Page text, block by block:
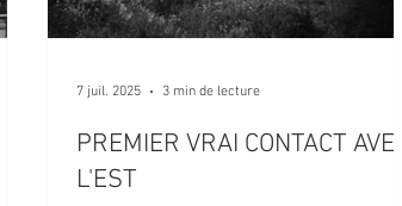
PREMIER VRAI CONTACT AVEC
L'EST
7 juil. 2025 3 min de lecture